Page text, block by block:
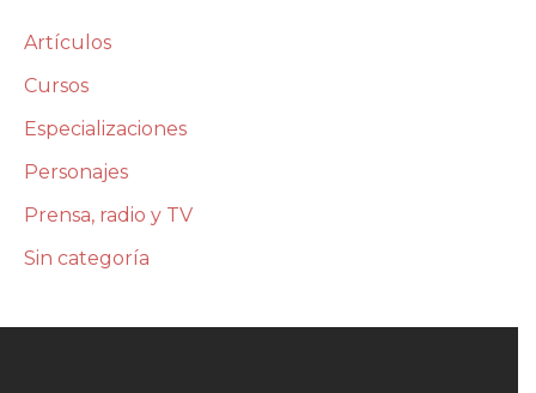
Artículos
Cursos
Especializaciones
Personajes
Prensa, radio y TV
Sin categoría